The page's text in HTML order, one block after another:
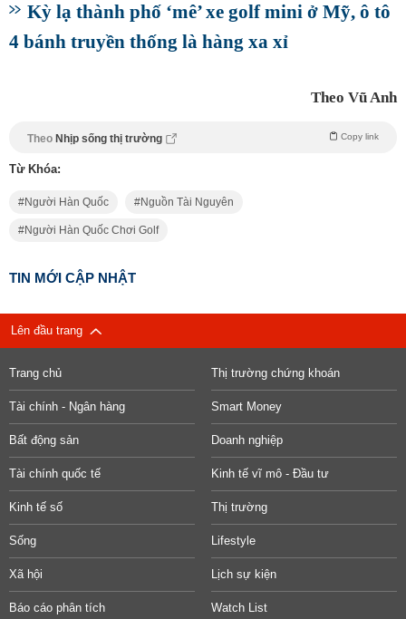
Kỳ lạ thành phố ‘mê’ xe golf mini ở Mỹ, ô tô
4 bánh truyền thống là hàng xa xỉ
Theo Vũ Anh
Theo Nhịp sống thị trường Copy link
Từ Khóa:
Người Hàn Quốc Nguồn Tài Nguyên
Người Hàn Quốc Chơi Golf
TIN MỚI CẬP NHẬT
Lên đầu trang
Trang chủ Thị trường chứng khoán
Tài chính - Ngân hàng Smart Money
Bất động sản Doanh nghiệp
Tài chính quốc tế Kinh tế vĩ mô - Đầu tư
Kinh tế số Thị trường
Sống Lifestyle
Xã hội Lịch sự kiện
Báo cáo phân tích Watch List